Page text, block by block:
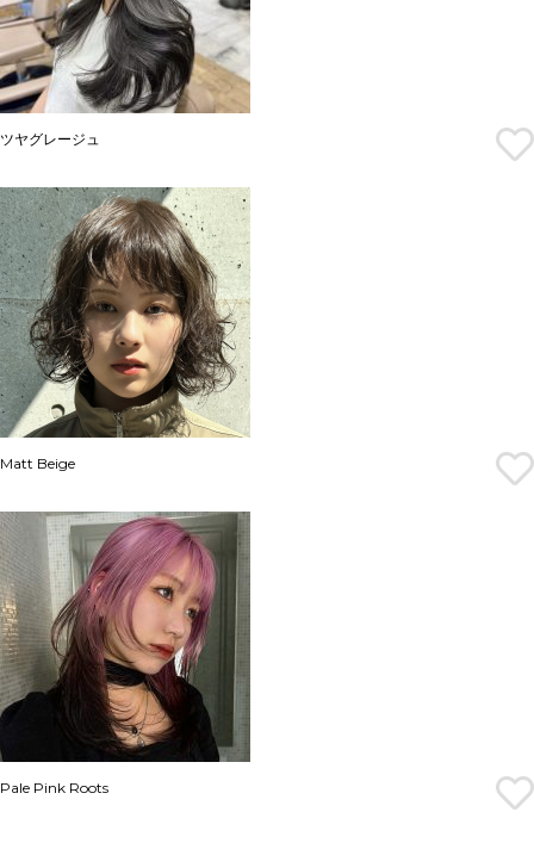
ツヤグレージュ
Matt Beige
Pale Pink Roots